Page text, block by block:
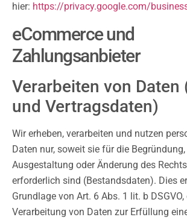
hier: https://privacy.google.com/
eCommerce und
Zahlungsanbieter
Verarbeiten von Daten
und Vertragsdaten)
Wir erheben, verarbeiten und nutzen
Daten nur, soweit sie für die
Ausgestaltung oder Änderung des
erforderlich sind (Bestandsdaten). Dies
Grundlage von Art. 6 Abs. 1 lit. b DSGVO,
Verarbeitung von Daten zur Erfüllung